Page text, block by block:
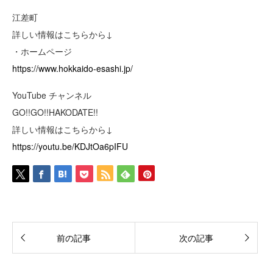
江差町
詳しい情報はこちらから↓
・ホームページ
https://www.hokkaido-esashi.jp/
YouTube チャンネル
GO!!GO!!HAKODATE!!
詳しい情報はこちらから↓
https://youtu.be/KDJtOa6pIFU
前の記事 次の記事